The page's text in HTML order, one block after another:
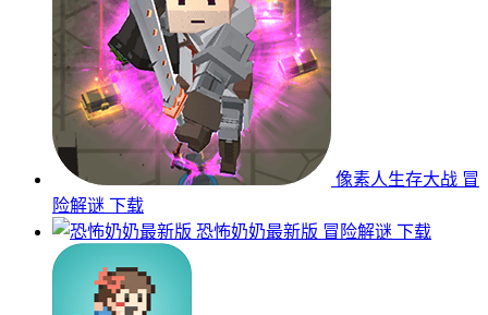
像素人生存大战 冒
险解谜 下载
恐怖奶奶最新版 冒险解谜 下载